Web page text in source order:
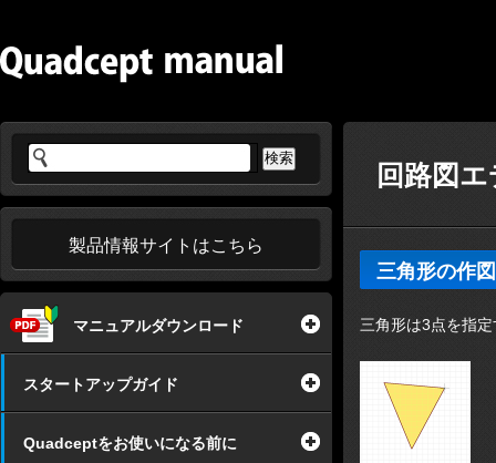
製品情報サイトはこちら
マニュアルダウンロード
スタートアップガイド
Quadceptをお使いになる前に
回路図
三角形の作図
三角形は3点を指